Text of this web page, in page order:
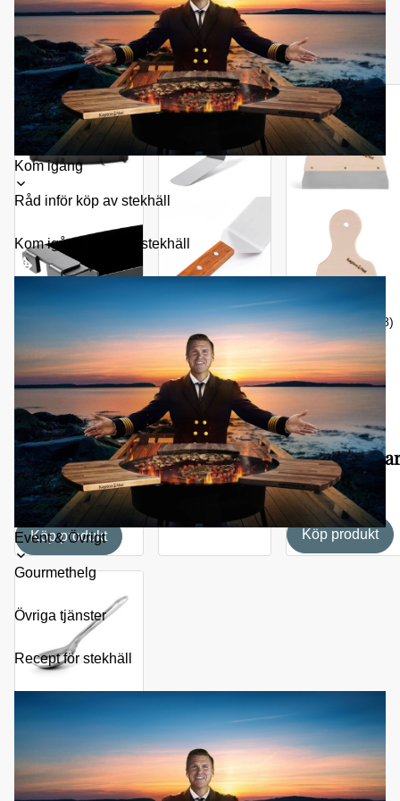
Kom igångToggle
Råd inför köp av stekhäll
Kom igång med din stekhäll
Event & ÖvrigtToggle
submenu
Gourmethelg
Övriga tjänster
Recept för stekhäll
KRYDDOR & DELIKATESSERKLÄDERBÖCKER
5-PRODUKTER
4.9 (130)
Flottlåda till ”El
grande”
995kr
Köp produkt
4.9 (77)
Stekhällspade
”El Grande”
199kr
4.8 (78)
2-pack
Kaptenens
SIGNERADE
249kr
Köp produkt